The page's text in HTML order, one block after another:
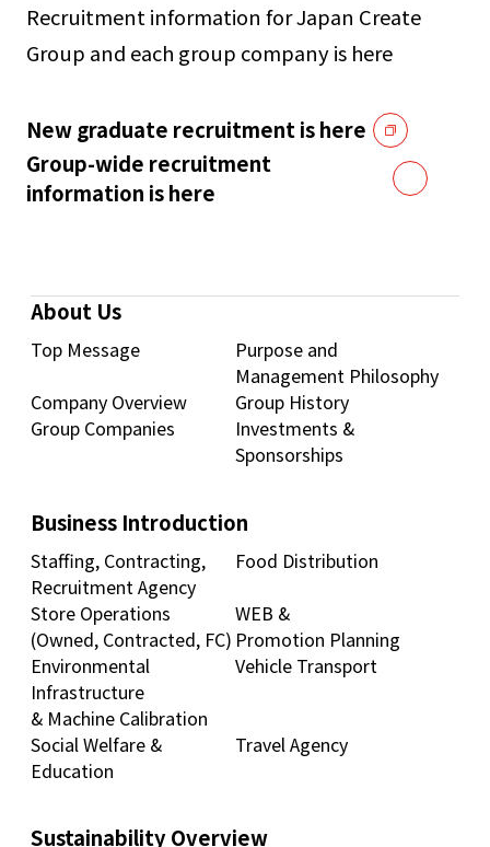
Recruitment information for Japan Create
Group and each group company is here
New graduate recruitment is here
Group-wide recruitment
information is here
About Us
Top Message
Purpose and
Management Philosophy
Company Overview
Group History
Group Companies
Investments &
Sponsorships
Business Introduction
Staffing, Contracting,
Recruitment Agency
Food Distribution
Store Operations
(Owned, Contracted, FC)
WEB &
Promotion Planning
Environmental
Infrastructure
& Machine Calibration
Vehicle Transport
Social Welfare &
Education
Travel Agency
Sustainability Overview